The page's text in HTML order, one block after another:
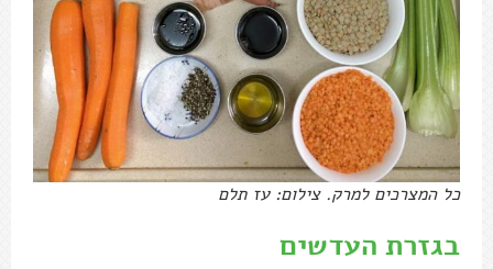
כל המצרכים למרק. צילום: עז תלם
בגזרת העדשים